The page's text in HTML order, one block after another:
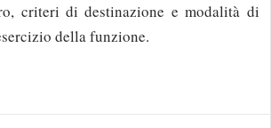
criteri di destinazione e modalità di
della funzione.
commentare!